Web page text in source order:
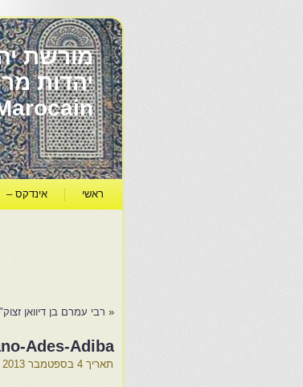
מורשת
ראשי אינדקס –
« רבי עמרם בן דיוואן
Ades-Adiba
תאריך 4 בספטמבר 2013